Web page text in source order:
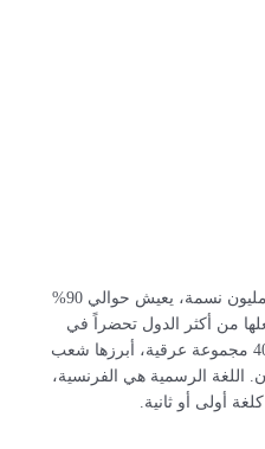
يقدر عدد سكان الغابون بحوالي 2.3 مليون نسمة، يعيش حوالي 90%
من أكثر الدول تحضراً في
إفريقيا. تتكون الغابون من أكثر من 40 مجموعة عرقية، أبرزها شعب
23% من السكان. اللغة الرسمية هي الفرنسية،